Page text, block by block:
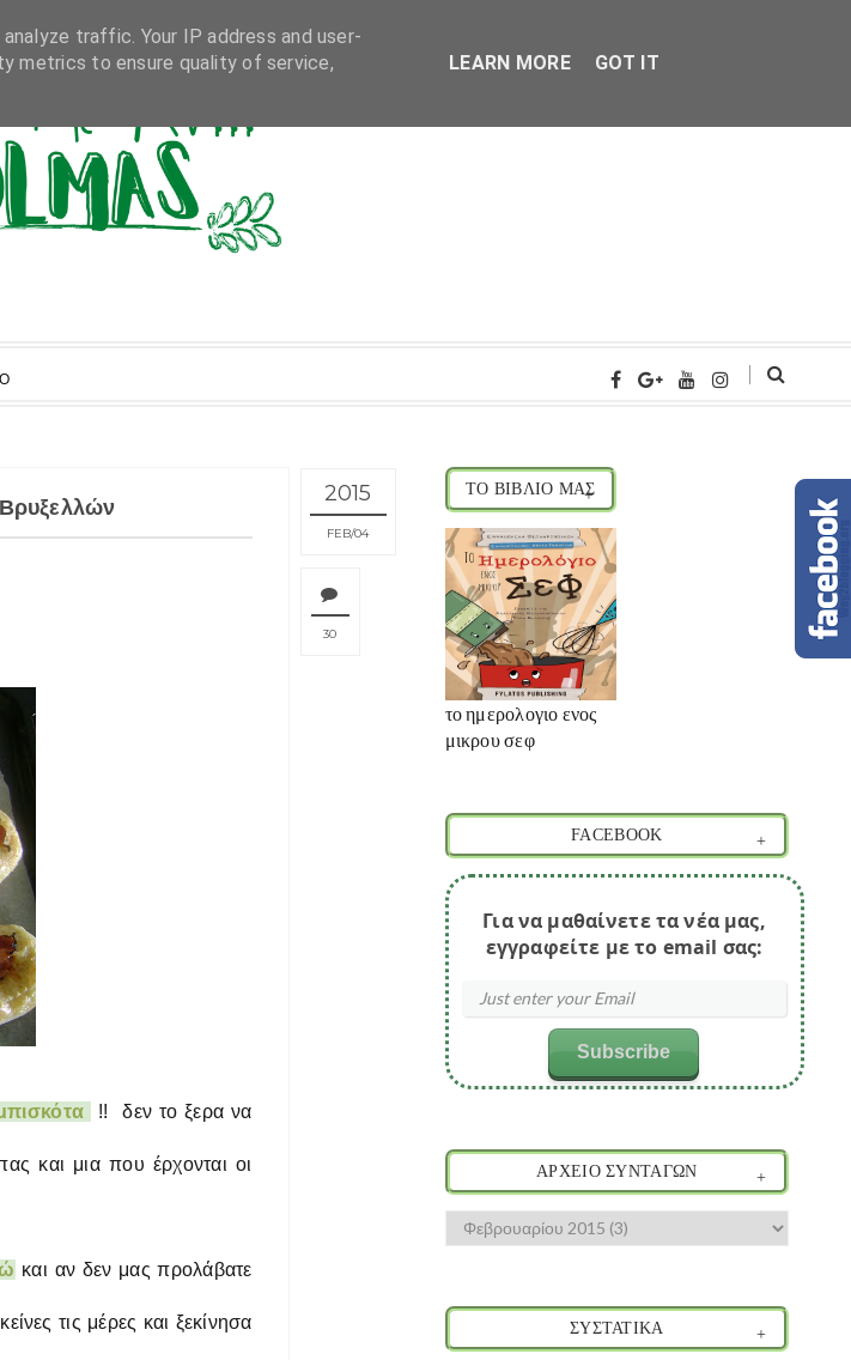
2015
FEB 04
30
!!
δεν το ξερα να
και μια που έρχονται οι
και αν δεν μας προλάβατε
τις μέρες και ξεκίνησα
ΤΟ ΒΙΒΛΙΟ ΜΑΣ
το ημερολογιο ενος
μικρου σεφ
FACEBOOK
Για να μαθαίνετε τα νέα μας,
εγγραφείτε με το email σας:
ΑΡΧΕΙΟ ΣΥΝΤΑΓΩΝ
ΣΥΣΤΑΤΙΚΑ
traffic. Your IP address and user-
metrics to ensure quality of service,
LEARN MORE GOT IT